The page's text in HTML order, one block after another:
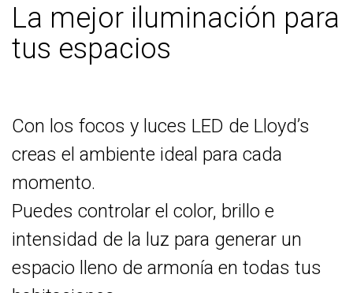
La mejor iluminación para
tus espacios
Con los focos y luces LED de Lloyd’s
creas el ambiente ideal para cada
momento.
Puedes controlar el color, brillo e
intensidad de la luz para generar un
espacio lleno de armonía en todas tus